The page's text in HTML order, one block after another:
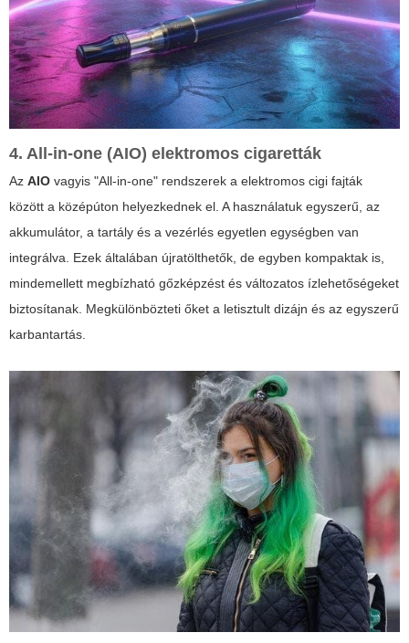
4. All-in-one (AIO) elektromos cigaretták
Az AIO vagyis "All-in-one" rendszerek a elektromos cigi fajták
között a középúton helyezkednek el. A használatuk egyszerű, az
akkumulátor, a tartály és a vezérlés egyetlen egységben van
integrálva. Ezek általában újratölthetők, de egyben kompaktak is,
mindemellett megbízható gőzképzést és változatos ízlehetőségeket
biztosítanak. Megkülönbözteti őket a letisztult dizájn és az egyszerű
karbantartás.